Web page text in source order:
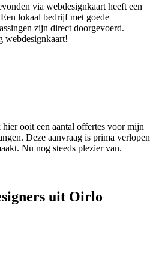
via webdesignkaart heeft een
lokaal bedrijf met goede
zijn direct doorgevoerd.
webdesignkaart!
ooit een aantal offertes voor mijn
Deze aanvraag is prima verlopen
Nu nog steeds plezier van.
uit Oirlo